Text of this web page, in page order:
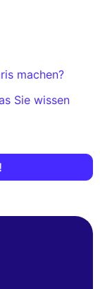
machen?
Sie wissen